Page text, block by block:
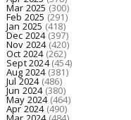
Mar 2025 (300)
Feb 2025 (291)
Jan 2025 (418)
Dec 2024(397)
Nov 2024(420)
Oct 2024(262)
Sept 2024(454)
Aug 2024(381)
Jul 2024(486)
Jun 2024(380)
May 2024(464)
Apr 2024(490)